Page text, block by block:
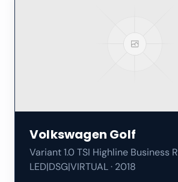
Volkswagen Golf
Variant 1.0 TSI Highline Business R
LED|DSG|VIRTUAL· 2018